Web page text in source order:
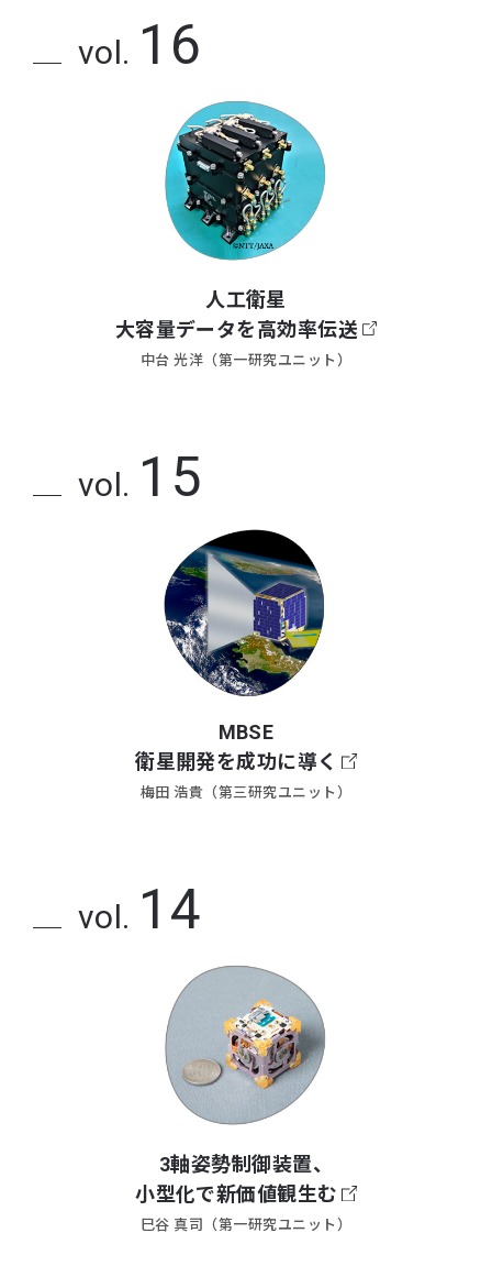
人工衛星
大容量データを高効率伝送
vol. 16
中台 光洋（第一研究ユニット）
MBSE
衛星開発を成功に導く
vol. 15
梅田 浩貴（第三研究ユニット）
3軸姿勢制御装置、
小型化で新価値観生む
vol. 14
巳谷 真司（第一研究ユニット）